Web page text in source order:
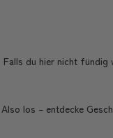
Falls du hier nicht fündig
Also los – entdecke